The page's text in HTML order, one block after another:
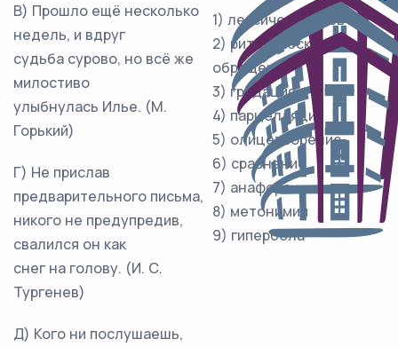
В) Прошло ещё несколько
недель, и вдруг
судьба сурово, но всё же
милостиво
улыбнулась Илье. (М.
Горький)
Г) Не прислав
предварительного письма,
никого не предупредив,
свалился он как
снег на голову. (И. С.
Тургенев)
Д) Кого ни послушаешь,
1) лексический повтор
2) риторическое
обращение
3) градация
4) парцелляция
5) олицетворение
6) сравнение
7) анафора
8) метонимия
9) гипербола